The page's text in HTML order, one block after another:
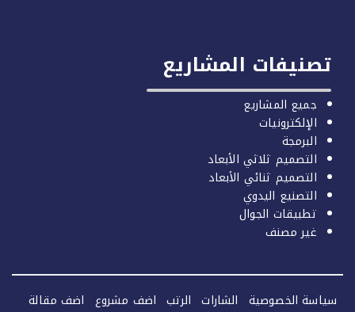
المشاريع
جميع المشاريع
الإلكترونيات
البرمجة
التصميم ثلاثي الأبعاد
التصميم ثنائي الأبعاد
التصنيع اليدوي
تطبيقات الجوال
غير مصنف
الخصوصية الشارات الرتب اضف مشروع اضف مقالة